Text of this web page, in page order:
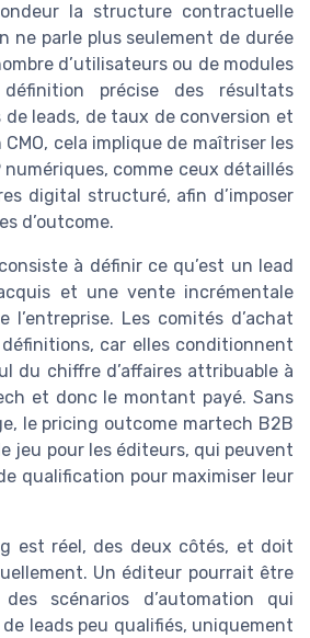
la structure contractuelle
ne parle plus seulement de durée
d’utilisateurs ou de modules
précise des résultats
leads, de taux de conversion et
cela implique de maîtriser les
numériques, comme ceux détaillés
digital structuré, afin d’imposer
d’outcome.
à définir ce qu’est un lead
et une vente incrémentale
l’entreprise. Les comités d’achat
car elles conditionnent
du chiffre d’affaires attribuable à
et donc le montant payé. Sans
le pricing outcome martech B2B
jeu pour les éditeurs, qui peuvent
qualification pour maximiser leur
est réel, des deux côtés, et doit
Un éditeur pourrait être
scénarios d’automation qui
leads peu qualifiés, uniquement